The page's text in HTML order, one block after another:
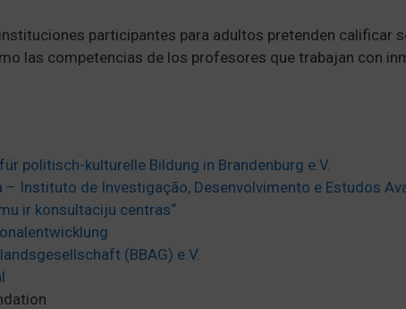
participantes para adultos pretenden calificar
las competencias de los profesores que trabajan con
politisch-kulturelle Bildung in Brandenburg e.V.
Instituto de Investigação, Desenvolvimento e Estudos
ir konsultaciju centras“
(BBAG) e.V.